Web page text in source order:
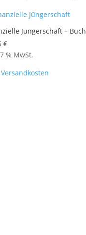
Jüngerschaft – Buch
€
% MwSt.
Versandkosten